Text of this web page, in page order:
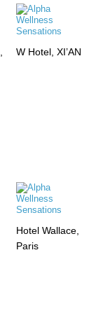
W Hotel, XI’AN
Hotel Wallace,
Paris